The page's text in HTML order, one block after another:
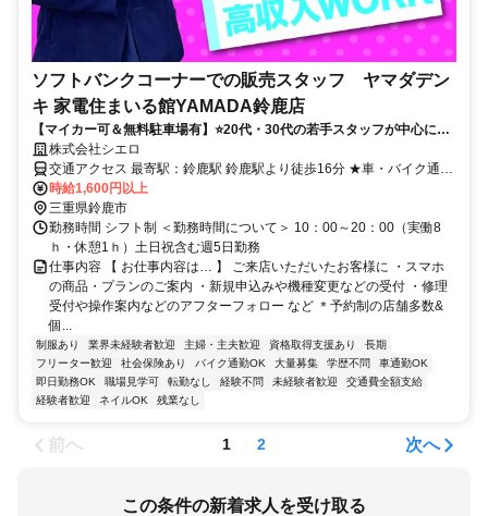
ソフトバンクコーナーでの販売スタッフ ヤマダデン
キ 家電住まいる館YAMADA鈴鹿店
【マイカー可＆無料駐車場有】⭐️20代・30代の若手スタッフが中心に活
躍中！ ⭐入社祝金Max10万円
株式会社シエロ
交通アクセス 最寄駅：鈴鹿駅 鈴鹿駅より徒歩16分 ★車・バイク通勤
OK
時給1,600円以上
三重県鈴鹿市
勤務時間 シフト制 ＜勤務時間について＞ 10：00～20：00（実働8
ｈ・休憩1ｈ）土日祝含む週5日勤務
仕事内容 【 お仕事内容は… 】 ご来店いただいたお客様に ・スマホ
の商品・プランのご案内 ・新規申込みや機種変更などの受付 ・修理
受付や操作案内などのアフターフォロー など ＊予約制の店舗多数&
個...
制服あり 業界未経験者歓迎 主婦・主夫歓迎 資格取得支援あり
長期
フリーター歓迎
社会保険あり バイク通勤OK 大量募集 学歴不問
車通勤OK
即日勤務OK
職場見学可 転勤なし 経験不問 未経験者歓迎
交通費全額支給
経験者歓迎
ネイルOK 残業なし
前へ 1 2 次へ
この条件の新着求人を受け取る